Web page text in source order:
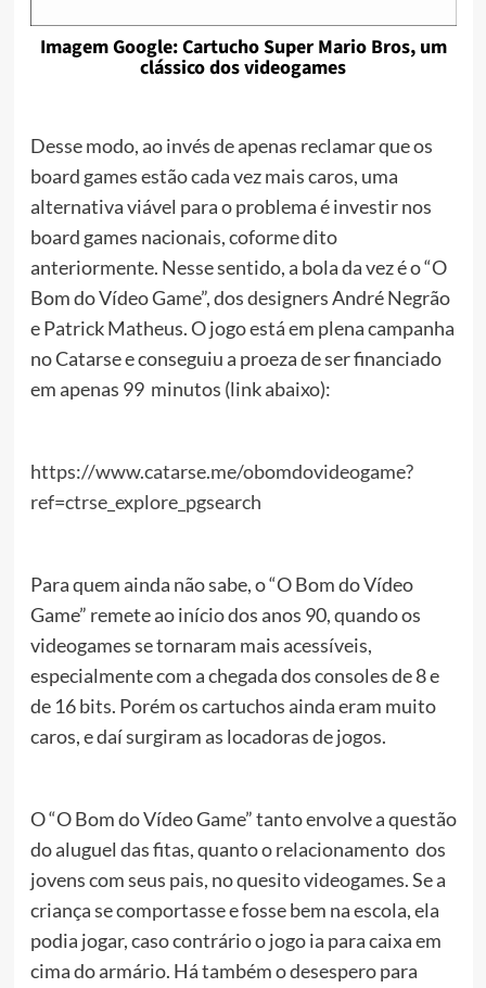
Imagem Google: Cartucho Super Mario Bros, um
clássico dos videogames
Desse modo, ao invés de apenas reclamar que os
board games estão cada vez mais caros, uma
alternativa viável para o problema é investir nos
board games nacionais, coforme dito
anteriormente. Nesse sentido, a bola da vez é o “O
Bom do Vídeo Game”, dos designers André Negrão
e Patrick Matheus. O jogo está em plena campanha
no Catarse e conseguiu a proeza de ser financiado
em apenas 99 minutos (link abaixo):
https://www.catarse.me/obomdovideogame?
ref=ctrse_explore_pgsearch
Para quem ainda não sabe, o “O Bom do Vídeo
Game” remete ao início dos anos 90, quando os
videogames se tornaram mais acessíveis,
especialmente com a chegada dos consoles de 8 e
de 16 bits. Porém os cartuchos ainda eram muito
caros, e daí surgiram as locadoras de jogos.
O “O Bom do Vídeo Game” tanto envolve a questão
do aluguel das fitas, quanto o relacionamento dos
jovens com seus pais, no quesito videogames. Se a
criança se comportasse e fosse bem na escola, ela
podia jogar, caso contrário o jogo ia para caixa em
cima do armário. Há também o desespero para